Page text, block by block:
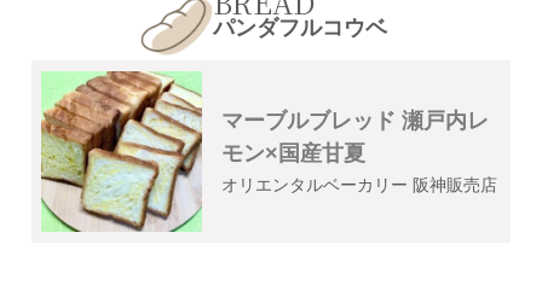
パンダフルコウベ
マーブルブレッド 瀬戸内レ
モン×国産甘夏
オリエンタルベーカリー 阪神販売店